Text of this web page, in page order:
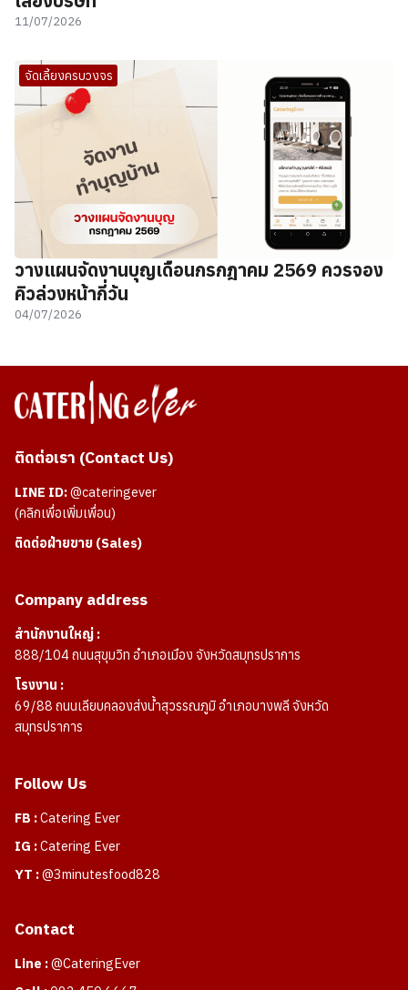
11/07/2026
จัดเลี้ยงครบวงจร
วางแผนจัดงานบุญเดือนกรกฎาคม 2569 ควรจอง
คิวล่วงหน้ากี่วัน
04/07/2026
ติดต่อเรา (Contact Us)
LINE ID:@cateringever
(คลิกเพื่อเพิ่มเพื่อน)
ติดต่อฝ่ายขาย (Sales)
Company address
สำนักงานใหญ่ :
888/104 ถนนสุขุมวิท อำเภอเมือง จังหวัดสมุทรปราการ
โรงงาน :
69/88 ถนนเลียบคลองส่งน้ำสุวรรณภูมิ อำเภอบางพลี จังหวัด
สมุทรปราการ
Follow Us
FB :Catering Ever
IG :Catering Ever
YT :@3minutesfood828
Contact
Line :@CateringEver